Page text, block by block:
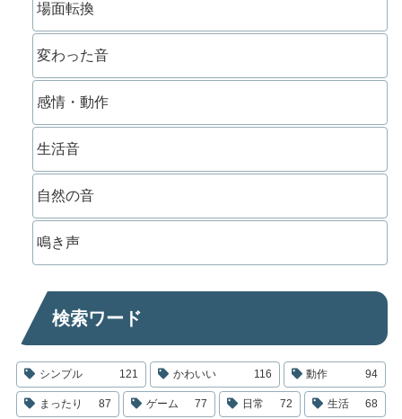
場面転換
変わった音
感情・動作
生活音
自然の音
鳴き声
検索ワード
シンプル 121 かわいい 116 動作 94
まったり 87 ゲーム 77 日常 72 生活 68